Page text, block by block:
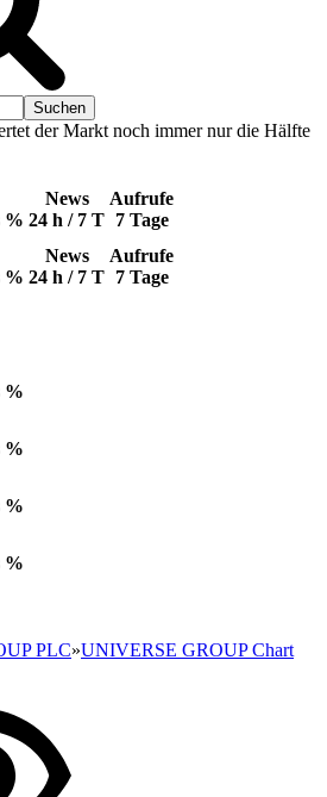
der Markt noch immer nur die Hälfte
%
News
24 h / 7 T
Aufrufe
7 Tage
%
News
24 h / 7 T
Aufrufe
7 Tage
%
%
%
%
PLC»UNIVERSE GROUP Chart